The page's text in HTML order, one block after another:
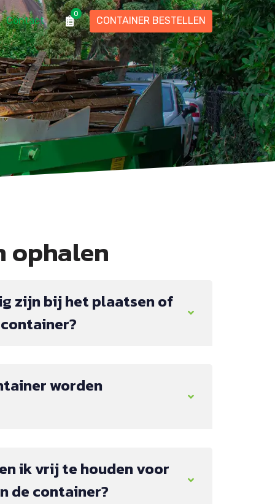
Contact
0
CONTAINER BESTELLEN
ophalen
zijn bij het plaatsen of
worden
ik vrij te houden voor
de container?